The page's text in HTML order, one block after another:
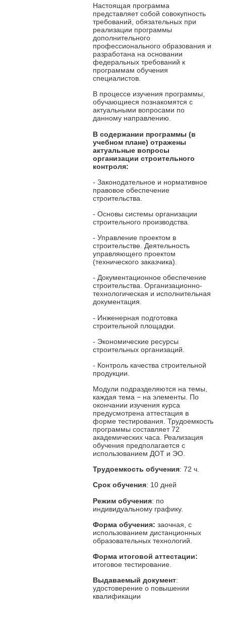
Настоящая программа
представляет собой совокупность
требований, обязательных при
реализации программы
дополнительного
профессионального образования и
разработана на основании
федеральных требований к
программам обучения
специалистов.
В процессе изучения программы,
обучающиеся познакомятся с
актуальными вопросами по
данному направлению.
В содержании программы (в
учебном плане) отражены
актуальные вопросы
организации строительного
контроля:
- Законодательное и нормативное
правовое обеспечение
строительства.
- Основы системы организации
строительного производства.
- Управление проектом в
строительстве. Деятельность
управляющего проектом
(технического заказчика).
- Документационное обеспечение
строительства. Организационно-
технологическая и исполнительная
документация.
- Инженерная подготовка
строительной площадки.
- Экономические ресурсы
строительных организаций.
- Контроль качества строительной
продукции.
Модули подразделяются на темы,
каждая тема − на элементы. По
окончании изучения курса
предусмотрена аттестация в
форме тестирования. Трудоемкость
программы составляет 72
академических часа. Реализация
обучения предполагается с
использованием ДОТ и ЭО.
Трудоемкость обучения: 72 ч.
Срок обучения: 10 дней
Режим обучения: по
индивидуальному графику.
Форма обучения:заочная, с
использованием дистанционных
образовательных технологий.
Форма итоговой аттестации:
итоговое тестирование.
Выдаваемый документ:
удостоверение о повышении
квалификации